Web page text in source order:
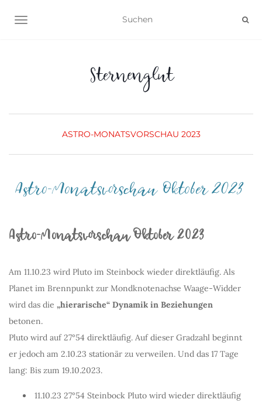
NAVIGATION UMSCHALTEN
Sternenglut
ASTRO-MONATSVORSCHAU 2023
Astro-Monatsvorschau Oktober 2023
Astro-Monatsvorschau Oktober 2023
Am 11.10.23 wird Pluto im Steinbock wieder direktläufig. Als
Planet im Brennpunkt zur Mondknotenachse Waage-Widder
wird das die „hierarische“ Dynamik in Beziehungen
betonen.
Pluto wird auf 27°54 direktläufig. Auf dieser Gradzahl beginnt
er jedoch am 2.10.23 stationär zu verweilen. Und das 17 Tage
lang: Bis zum 19.10.2023.
11.10.23 27°54 Steinbock Pluto wird wieder direktläufig